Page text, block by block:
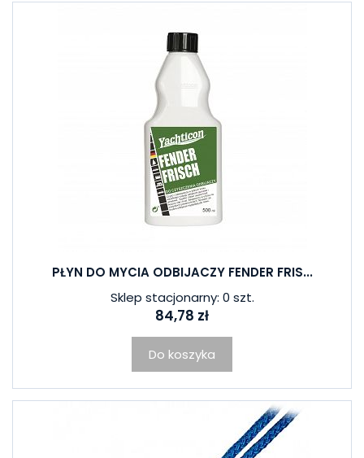
PŁYN DO MYCIA ODBIJACZY FENDER FRIS...
Sklep stacjonarny: 0 szt.
84,78 zł
Do koszyka